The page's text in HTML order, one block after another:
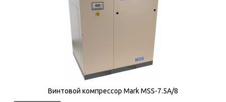
Винтовой компрессор Mark MSS-7.5A/8